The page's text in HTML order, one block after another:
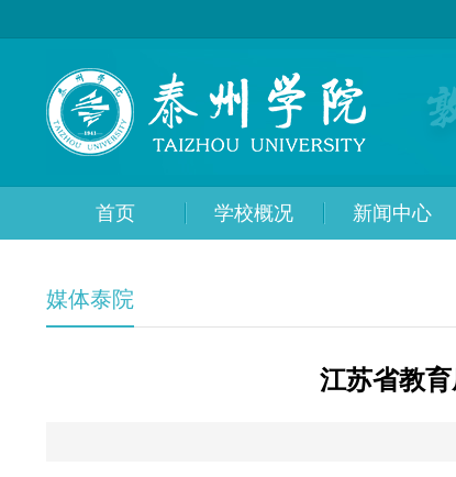
首页 学校概况 新闻中心
媒体泰院
江苏省教